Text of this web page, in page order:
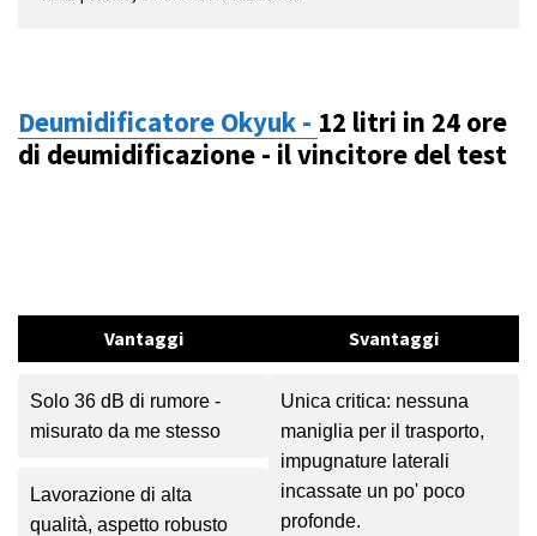
Deumidificatore Okyuk - 12 litri in 24 ore
di deumidificazione - il vincitore del test
Vantaggi
Solo 36 dB di rumore -
misurato da me stesso
Lavorazione di alta
qualità, aspetto robusto
Svantaggi
Unica critica: nessuna
maniglia per il trasporto,
impugnature laterali
incassate un po' poco
profonde.